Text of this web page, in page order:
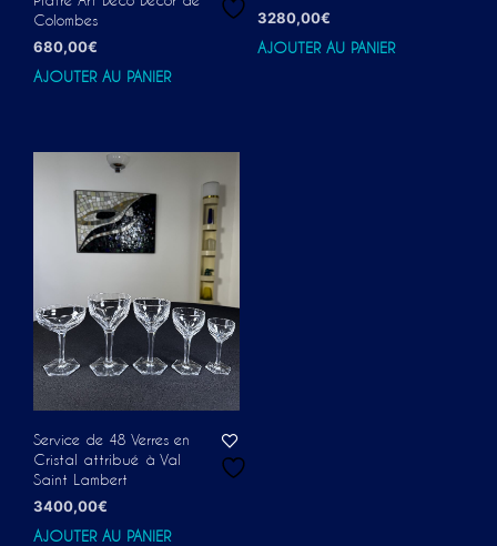
Colombes
680,00€
AJOUTER AU PANIER
3280,00€
AJOUTER AU PANIER
Service de 48 Verres en
Cristal attribué à Val
Saint Lambert
3400,00€
AJOUTER AU PANIER